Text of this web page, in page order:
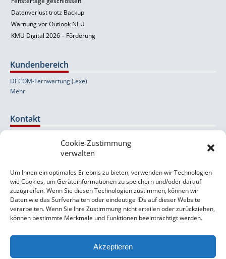
Cookie-Zustimmung
verwalten
Um Ihnen ein optimales Erlebnis zu bieten, verwenden wir Technologien
wie Cookies, um Geräteinformationen zu speichern und/oder darauf
zuzugreifen. Wenn Sie diesen Technologien zustimmen, können wir
Daten wie das Surfverhalten oder eindeutige IDs auf dieser Website
verarbeiten. Wenn Sie Ihre Zustimmung nicht erteilen oder zurückziehen,
können bestimmte Merkmale und Funktionen beeinträchtigt werden.
Akzeptieren
Datenverlust trotz Backup
Warnung vor Outlook NEU
KMU Digital 2026 – Förderung
Kundenbereich
DECOM-Fernwartung (.exe)
Mehr
Kontakt
Wolfernstraße 20b
+43 (0) 7252 / 524 53-0
orlando [at] decom [dot] at
Support- & Kontaktformular
Impressum
AGB